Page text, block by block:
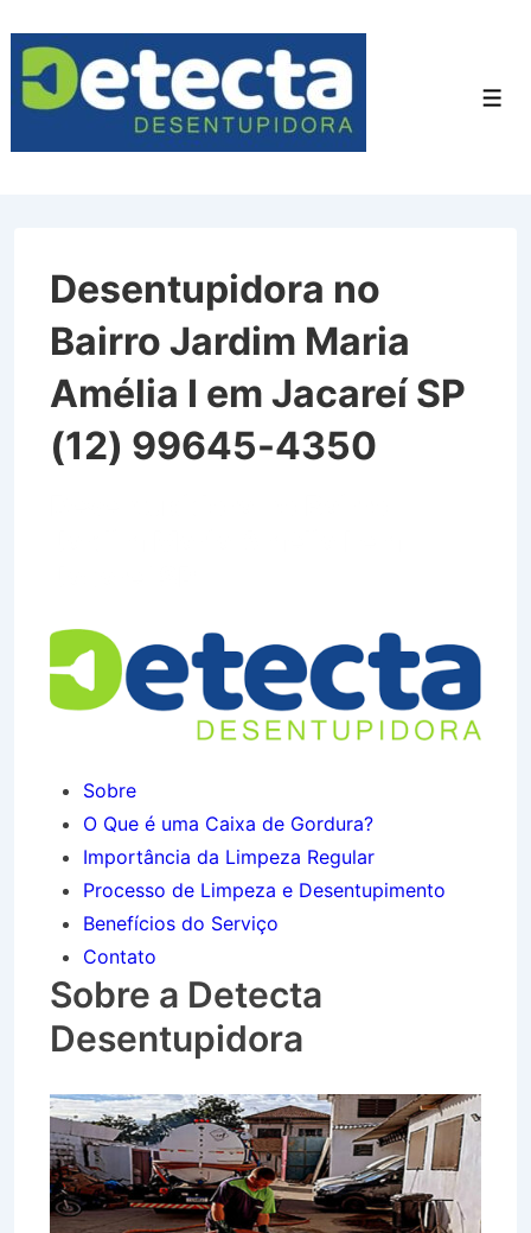
para
Conteúdo
Desentupidora no
Bairro Jardim Maria
Amélia I em Jacareí SP
(12) 99645-4350
Sobre
O Que é uma Caixa de Gordura?
Importância da Limpeza Regular
Processo de Limpeza e Desentupimento
Benefícios do Serviço
Contato
Sobre a Detecta
Desentupidora